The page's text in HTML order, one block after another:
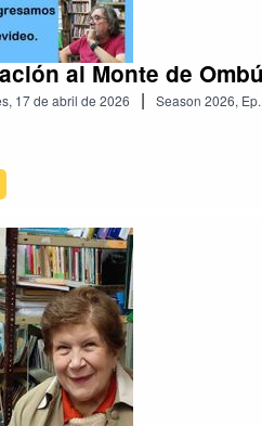
al Monte de
17 de abril de 2026 | Season 2026, Ep.